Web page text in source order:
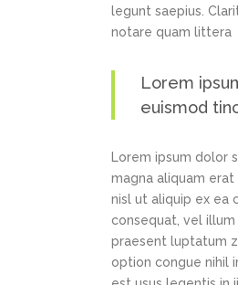
legunt saepius.
notare quam littera
Lorem
euismod
Lorem ipsum dolor
magna aliquam
nisl ut aliquip ex ea
consequat, vel
praesent luptatum
option congue nihil